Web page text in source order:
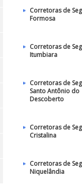
Corretoras de
Formosa
Corretoras de
Itumbiara
Corretoras de
Santo Antônio do
Descoberto
Corretoras de
Cristalina
Corretoras de
Niquelândia